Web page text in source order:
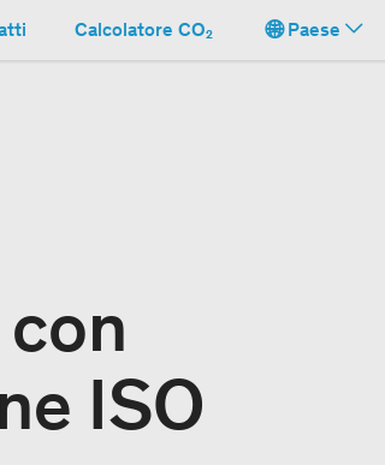
Calcolatore CO₂ Paese
ISO